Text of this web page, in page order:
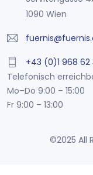
1090 Wien
+43 (0)1 968 62
Telefonisch
Mo–Do 9:00 – 15:00
Fr 9:00 – 13:00
©2025 All